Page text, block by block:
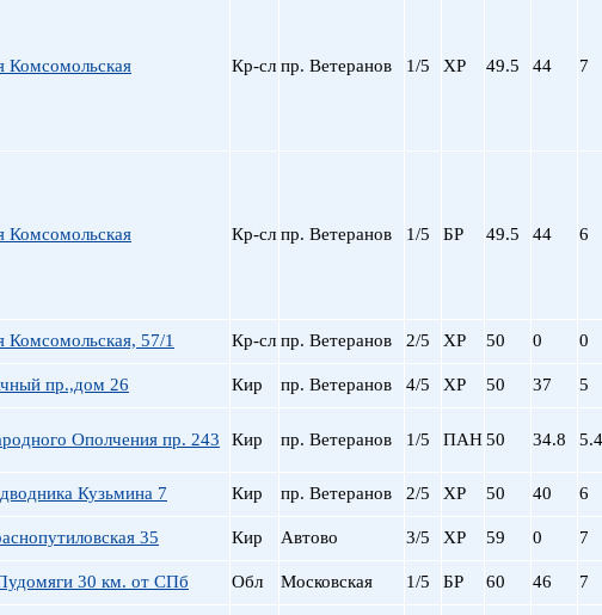
Комсомольская Кр-сл пр. Ветеранов 1/5 ХР 49.5 44 7
Комсомольская Кр-сл пр. Ветеранов 1/5 БР 49.5 44 6
Комсомольская, 57/1 Кр-сл пр. Ветеранов 2/5 ХР 50 0 0
пр.,дом 26 Кир пр. Ветеранов 4/5 ХР 50 37 5
Ополчения пр. 243 Кир пр. Ветеранов 1/5 ПАН50 34.8 5.4
Кузьмина 7 Кир пр. Ветеранов 2/5 ХР 50 40 6
35 Кир Автово 3/5 ХР 59 0 7
30 км. от СПб Обл Московская 1/5 БР 60 46 7